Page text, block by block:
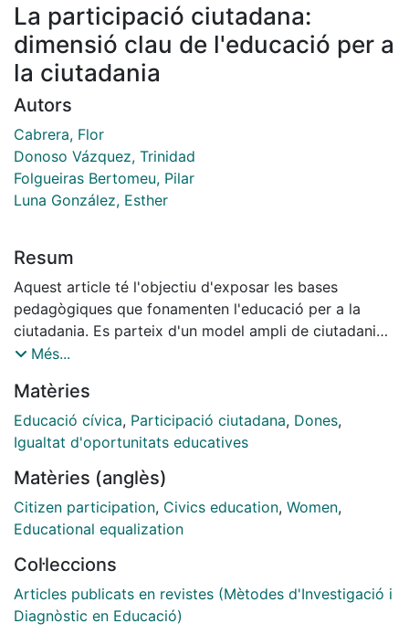
La participació ciutadana:
dimensió clau de l'educació per a
la ciutadania
Autors
Cabrera, Flor
Donoso Vázquez, Trinidad
Folgueiras Bertomeu, Pilar
Luna González, Esther
Resum
Aquest article té l'objectiu d'exposar les bases
pedagògiques que fonamenten l'educació per a la
ciutadania. Es parteix d'un model ampli de ciutadania
proposat des del Grup de Recerca en Educació
pertinença a una comunitat, les competències
ciutadanes i la participació activa. Partint d'aquests
elements es plantegen propostes educatives
d'aprenentatge-servei). L'article acaba amb una
reflexió entorn de la formació per a una ciutadania
paritària a les escoles, el nucli central formatiu de la
dones en igualtat de condicions.
Més...
Matèries
Educació cívica, Participació ciutadana, Dones,
Igualtat d'oportunitats educatives
Matèries (anglès)
Citizen participation, Civics education, Women,
Educational equalization
Col·leccions
Articles publicats en revistes (Mètodes d'Investigació i
Diagnòstic en Educació)